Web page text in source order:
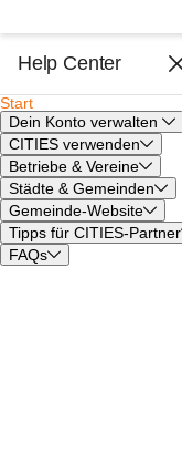
Help Center
Start
Dein Konto verwalten
CITIES verwenden
Betriebe & Vereine
Städte & Gemeinden
Gemeinde-Website
Tipps für CITIES-Partner
FAQs